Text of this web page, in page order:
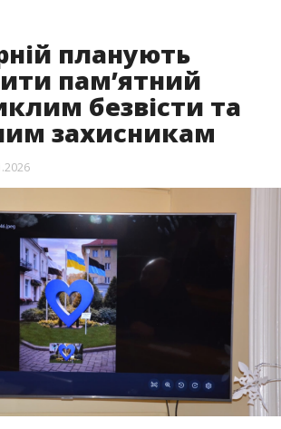
планують
пам’ятний
безвісти та
захисникам